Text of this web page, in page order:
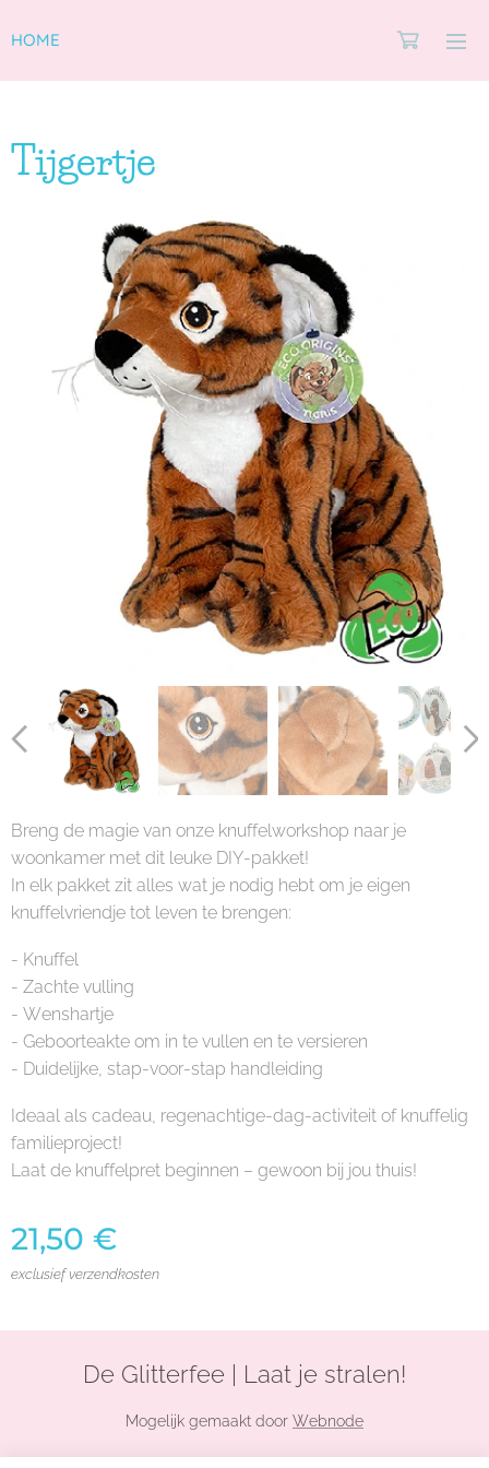
HOME
Tijgertje
Breng de magie van onze knuffelworkshop naar je
woonkamer met dit leuke DIY-pakket!
In elk pakket zit alles wat je nodig hebt om je eigen
knuffelvriendje tot leven te brengen:
- Knuffel
- Zachte vulling
- Wenshartje
- Geboorteakte om in te vullen en te versieren
- Duidelijke, stap-voor-stap handleiding
Ideaal als cadeau, regenachtige-dag-activiteit of knuffelig
familieproject!
Laat de knuffelpret beginnen – gewoon bij jou thuis!
21,50 €
exclusief verzendkosten
De Glitterfee | Laat je stralen!
Mogelijk gemaakt door Webnode